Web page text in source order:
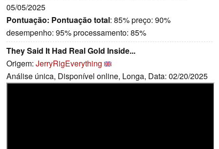
05/05/2025
Pontuação: Pontuação total: 85% preço: 90%
desempenho: 95% processamento: 85%
They Said It Had Real Gold Inside...
Origem: JerryRigEverything
Análise única, Disponível online, Longa, Data: 02/20/2025